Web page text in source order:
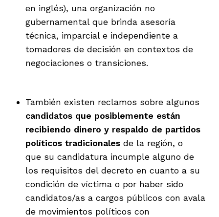
en inglés), una organización no
gubernamental que brinda asesoría
técnica, imparcial e independiente a
tomadores de decisión en contextos de
negociaciones o transiciones.
También existen reclamos sobre algunos
candidatos que posiblemente están
recibiendo dinero y respaldo de partidos
políticos tradicionales de la región, o
que su candidatura incumple alguno de
los requisitos del decreto en cuanto a su
condición de víctima o por haber sido
candidatos/as a cargos públicos con avala
de movimientos políticos con